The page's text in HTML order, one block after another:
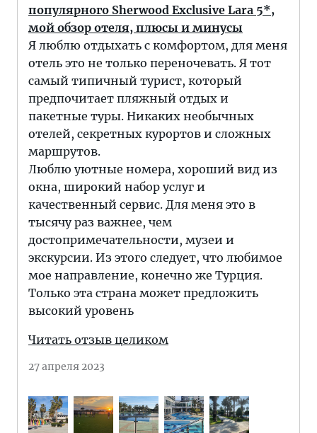
популярного Sherwood Exclusive Lara 5*,
мой обзор отеля, плюсы и минусы
Я люблю отдыхать с комфортом, для меня
отель это не только переночевать. Я тот
самый типичный турист, который
предпочитает пляжный отдых и
пакетные туры. Никаких необычных
отелей, секретных курортов и сложных
маршрутов.
Люблю уютные номера, хороший вид из
окна, широкий набор услуг и
качественный сервис. Для меня это в
тысячу раз важнее, чем
достопримечательности, музеи и
экскурсии. Из этого следует, что любимое
мое направление, конечно же Турция.
Только эта страна может предложить
высокий уровень
Читать отзыв целиком
27 апреля 2023